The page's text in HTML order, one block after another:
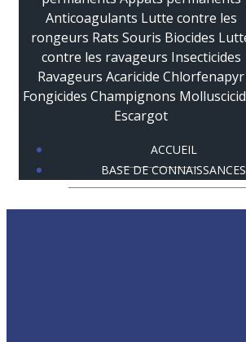
ACCUEIL
BASE DE CONNAISSANCES